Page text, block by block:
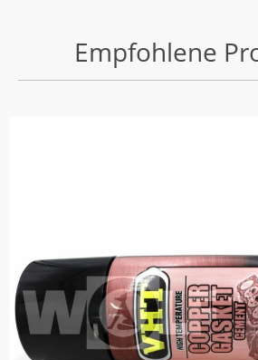
Empfohlene